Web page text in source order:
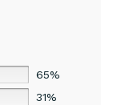
65%
31%